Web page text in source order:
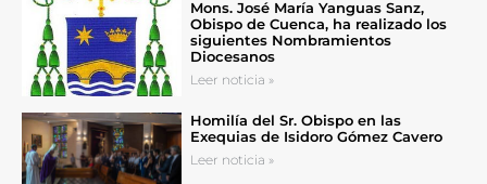
Mons. José María Yanguas Sanz,
Obispo de Cuenca, ha realizado los
siguientes Nombramientos
Diocesanos
Leer noticia »
Homilía del Sr. Obispo en las
Exequias de Isidoro Gómez Cavero
Leer noticia »